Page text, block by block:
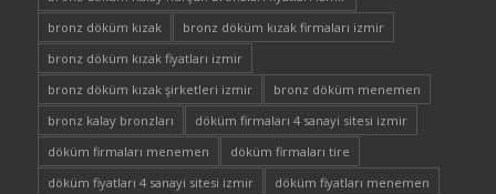
bronz döküm kızak
bronz döküm kızak firmaları izmir
bronz döküm kızak fiyatları izmir
bronz döküm kızak şirketleri izmir
bronz döküm menemen
bronz kalay bronzları
döküm firmaları 4 sanayi sitesi izmir
döküm firmaları menemen
döküm firmaları tire
döküm fiyatları 4 sanayi sitesi izmir
döküm fiyatları menemen